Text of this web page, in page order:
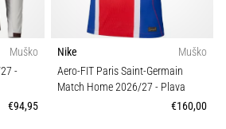
Muško
-
€94,95
Nike
Muško
Aero-FIT Paris Saint-Germain
Match Home 2026/27 - Plava
€160,00